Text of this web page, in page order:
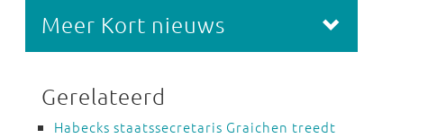
Meer Kort nieuws
Gerelateerd
Habecks staatssecretaris Graichen treedt